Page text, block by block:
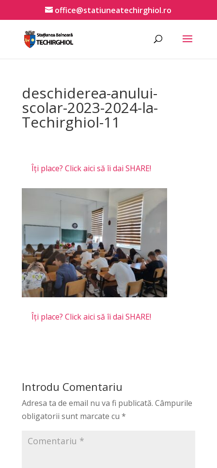
office@statiuneatechirghiol.ro
deschiderea-anului-
scolar-2023-2024-la-
Techirghiol-11
Îți place? Click aici să îi dai SHARE!
Îți place? Click aici să îi dai SHARE!
Introdu Comentariu
Adresa ta de email nu va fi publicată. Câmpurile
obligatorii sunt marcate cu *